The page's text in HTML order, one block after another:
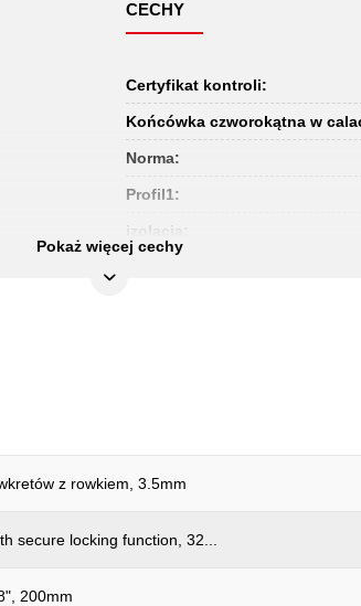
CECHY
Certyfikat kontroli:
Końcówka czworokątna w
Norma:
Profil1:
izolacja:
Pokaż więcej cechy
z rowkiem, 3.5mm
secure locking function, 32...
200mm